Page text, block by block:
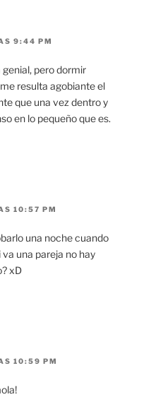
9:44 PM
pero dormir
resulta agobiante el
que una vez dentro y
en lo pequeño que es.
10:57 PM
una noche cuando
va una pareja no hay
xD
10:59 PM